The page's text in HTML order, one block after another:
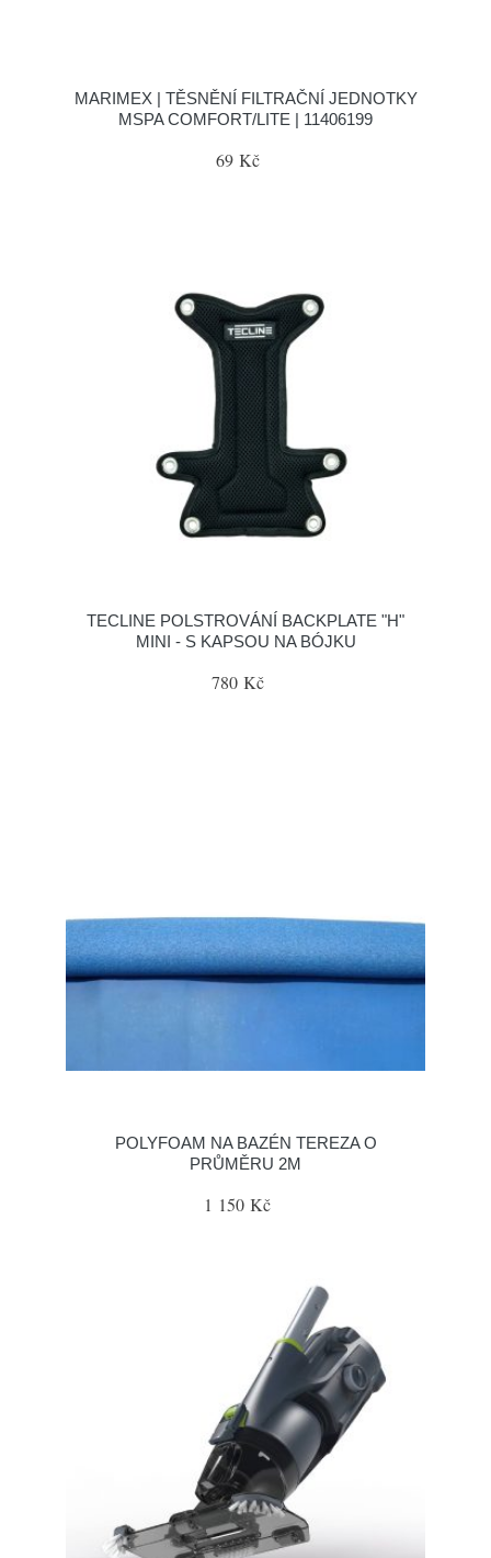
MARIMEX | TĚSNĚNÍ FILTRAČNÍ JEDNOTKY
MSPA COMFORT/LITE | 11406199
69 Kč
TECLINE POLSTROVÁNÍ BACKPLATE "H"
MINI - S KAPSOU NA BÓJKU
780 Kč
POLYFOAM NA BAZÉN TEREZA O
PRŮMĚRU 2M
1 150 Kč